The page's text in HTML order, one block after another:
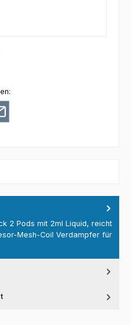
2 Pods mit 2ml Liquid, reicht
Mesh-Coil Verdampfer für